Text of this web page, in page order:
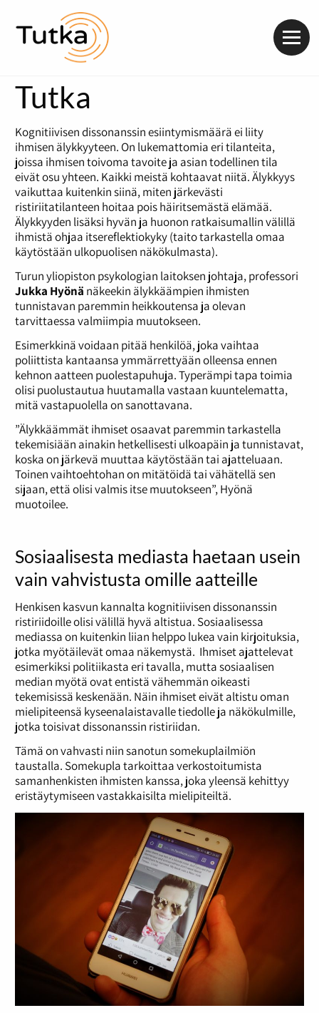
Tutka
Kognitiivisen dissonanssin esiintymismäärä ei liity
ihmisen älykkyyteen. On lukemattomia eri tilanteita,
joissa ihmisen toivoma tavoite ja asian todellinen tila
eivät osu yhteen. Kaikki meistä kohtaavat niitä. Älykkyys
vaikuttaa kuitenkin siinä, miten järkevästi
ristiriitatilanteen hoitaa pois häiritsemästä elämää.
Älykkyyden lisäksi hyvän ja huonon ratkaisumallin välillä
ihmistä ohjaa itsereflektiokyky (taito tarkastella omaa
käytöstään ulkopuolisen näkökulmasta).
Turun yliopiston psykologian laitoksen johtaja, professori
Jukka Hyönä näkeekin älykkäämpien ihmisten
tunnistavan paremmin heikkoutensa ja olevan
tarvittaessa valmiimpia muutokseen.
Esimerkkinä voidaan pitää henkilöä, joka vaihtaa
poliittista kantaansa ymmärrettyään olleensa ennen
kehnon aatteen puolestapuhuja. Typerämpi tapa toimia
olisi puolustautua huutamalla vastaan kuuntelematta,
mitä vastapuolella on sanottavana.
”Älykkäämmät ihmiset osaavat paremmin tarkastella
tekemisiään ainakin hetkellisesti ulkoapäin ja tunnistavat,
koska on järkevä muuttaa käytöstään tai ajatteluaan.
Toinen vaihtoehtohan on mitätöidä tai vähätellä sen
sijaan, että olisi valmis itse muutokseen”, Hyönä
muotoilee.
Sosiaalisesta mediasta haetaan usein
vain vahvistusta omille aatteille
Henkisen kasvun kannalta kognitiivisen dissonanssin
ristiriidoille olisi välillä hyvä altistua. Sosiaalisessa
mediassa on kuitenkin liian helppo lukea vain kirjoituksia,
jotka myötäilevät omaa näkemystä. Ihmiset ajattelevat
esimerkiksi politiikasta eri tavalla, mutta sosiaalisen
median myötä ovat entistä vähemmän oikeasti
tekemisissä keskenään. Näin ihmiset eivät altistu oman
mielipiteensä kyseenalaistavalle tiedolle ja näkökulmille,
jotka toisivat dissonanssin ristiriidan.
Tämä on vahvasti niin sanotun somekuplailmiön
taustalla. Somekupla tarkoittaa verkostoitumista
samanhenkisten ihmisten kanssa, joka yleensä kehittyy
eristäytymiseen vastakkaisilta mielipiteiltä.